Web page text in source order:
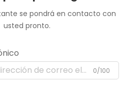
se pondrá en contacto con
usted pronto.
0/100